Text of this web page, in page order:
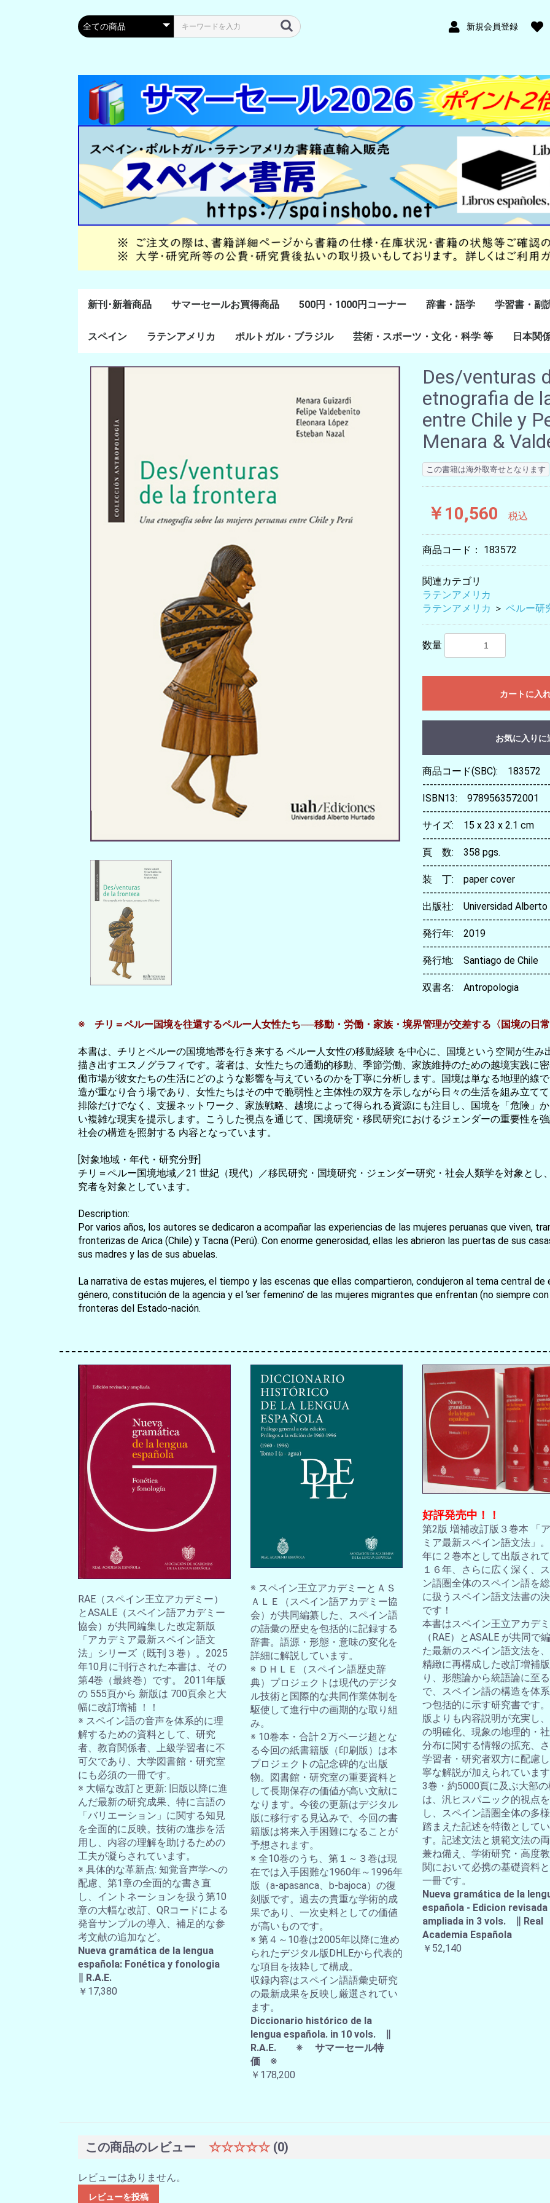
新規会員登録
新刊･新着商品 サマーセールお買得商品 500円・1000円コーナー 辞書・語学
スペイン語
ポルトガル語
Lenguas Ibericas
Lenguas Indigenas
スペインの教科書
その他
学習書・副
学習教材
副読本教材
絵本・児童
スペイン
通史・全般
８～１５世紀
１６～１８世紀
１８世紀末～２０世紀
20世紀後半以降
ラテンアメリカ
ラテン・アメリカ全般
メキシコ研究
中米・カリブ研究
キューバ研究
南米諸国
ペルー研究
チリ研究
アルゼンチン研究
ポルトガル・ブラジル
ポルトガル研究
ブラジル研究
芸術・スポーツ・文化・科学 等
美術
音楽・舞踊
スポーツ
演劇・映画
料理・食文化
マンガ・コミック
その他
日本関
Des/venturas
etnografia de
entre Chile y
Menara &
この書籍は海外取寄せとなります
￥10,560 税込
商品コード： 183572
関連カテゴリ
ラテンアメリカ
ラテンアメリカ ＞ ペルー研
数量
カートに入
お気に入りに
商品コード(SBC): 183572
-----------------------------------
ISBN13: 9789563572001
-----------------------------------
サイズ: 15 x 23 x 2.1 cm
-----------------------------------
頁 数: 358 pgs.
-----------------------------------
装 丁: paper cover
-----------------------------------
出版社: Universidad Alberto
-----------------------------------
発行年: 2019
-----------------------------------
発行地: Santiago de Chile
-----------------------------------
双書名: Antropologia
※ チリ＝ペルー国境を往還するペルー人女性たち──移動・労働・家族・境界管理が交差する〈国境の日
本書は、チリとペルーの国境地帯を行き来する ペルー人女性の移動経験 を中心に、国境という空間が生
描き出すエスノグラフィです。著者は、女性たちの通勤的移動、季節労働、家族維持のための越境実践に
働市場が彼女たちの生活にどのような影響を与えているのかを丁寧に分析します。国境は単なる地理的線
造が重なり合う場であり、女性たちはその中で脆弱性と主体性の双方を示しながら日々の生活を組み立て
排除だけでなく、支援ネットワーク、家族戦略、越境によって得られる資源にも注目し、国境を「危険」
い複雑な現実を提示します。こうした視点を通じて、国境研究・移民研究におけるジェンダーの重要性を
社会の構造を照射する 内容となっています。
[対象地域・年代・研究分野]
チリ＝ペルー国境地域／21 世紀（現代）／移民研究・国境研究・ジェンダー研究・社会人類学を対象とし
究者を対象としています。
Description:
Por varios años, los autores se dedicaron a acompañar las experiencias de las mujeres peruanas que viven,
fronterizas de Arica (Chile) y Tacna (Perú). Con enorme generosidad, ellas les abrieron las puertas de sus
sus madres y las de sus abuelas.
La narrativa de estas mujeres, el tiempo y las escenas que ellas compartieron, condujeron al tema central
género, constitución de la agencia y el ‘ser femenino’ de las mujeres migrantes que enfrentan (no siempre
fronteras del Estado-nación.
RAE（スペイン王立アカデミー）
とASALE（スペイン語アカデミー
協会）が共同編集した改定新版
「アカデミア最新スペイン語文
法」シリーズ（既刊３巻）。2025
年10月に刊行された本書は、その
第4巻（最終巻）です。 2011年版
の 555頁から 新版は 700頁余と大
幅に改訂増補 ！！
※ スペイン語の音声を体系的に理
解するための資料として、研究
者、教育関係者、上級学習者に不
可欠であり、大学図書館・研究室
にも必須の一冊です。
※ 大幅な改訂と更新: 旧版以降に進
んだ最新の研究成果、特に言語の
「バリエーション」に関する知見
を全面的に反映。技術の進歩を活
用し、内容の理解を助けるための
工夫が凝らされています。
※ 具体的な革新点: 知覚音声学への
配慮、第1章の全面的な書き直
し、イントネーションを扱う第10
章の大幅な改訂、QRコードによる
発音サンプルの導入、補足的な参
考文献の追加など。
Nueva gramática de la lengua
española: Fonética y fonologia
∥ R.A.E.
￥17,380
※ スペイン王立アカデミーとＡＳ
ＡＬＥ（スペイン語アカデミー協
会）が共同編纂した、スペイン語
の語彙の歴史を包括的に記録する
辞書。語源・形態・意味の変化を
詳細に解説しています。
※ ＤＨＬＥ（スペイン語歴史辞
典）プロジェクトは現代のデジタ
ル技術と国際的な共同作業体制を
駆使して進行中の画期的な取り組
み。
※ 10巻本・合計２万ページ超とな
る今回の紙書籍版（印刷版）は本
プロジェクトの記念碑的な出版
物。図書館・研究室の重要資料と
して長期保存の価値が高い文献に
なります。今後の更新はデジタル
版に移行する見込みで、今回の書
籍版は将来入手困難になることが
予想されます。
※ 全10巻のうち、第１～３巻は現
在では入手困難な1960年～1996年
版（a-apasanca、b-bajoca）の復
刻版です。過去の貴重な学術的成
果であり、一次史料としての価値
が高いものです。
※ 第４～10巻は2005年以降に進め
られたデジタル版DHLEから代表的
な項目を抜粋して構成。
収録内容はスペイン語語彙史研究
の最新成果を反映し厳選されてい
ます。
Diccionario histórico de la
lengua española. in 10 vols. ∥
R.A.E. ※ サマーセール特
価 ※
￥178,200
好評発売中！！
第2版 増補改訂版３巻本 「
ミア最新スペイン語文法」
年に２巻本として出版され
１６年、さらに広く深く、
ン語圏全体のスペイン語を
に扱うスペイン語文法書の
です！
本書はスペイン王立アカデ
（RAE）とASALE が共同で
た最新のスペイン語文法を
精緻に再構成した改訂増補
り、形態論から統語論に至る
で、スペイン語の構造を体
つ包括的に示す研究書です
版よりも内容説明が充実し
の明確化、現象の地理的・
分布に関する情報の拡充、
学習者・研究者双方に配慮
寧な解説が加えられていま
3巻・約5000頁に及ぶ大部
は、汎ヒスパニック的視点
し、スペイン語圏全体の多
踏まえた記述を特徴としてい
す。記述文法と規範文法の
兼ね備え、学術研究・高度
関において必携の基礎資料
一冊です。
Nueva gramática de la
española - Edicion revisada
ampliada in 3 vols. ∥ Real
Academia Española
￥52,140
この商品のレビュー ☆☆☆☆☆ (0)
レビューはありません。
レビューを投稿